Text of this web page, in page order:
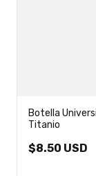
Botella
Titanio
$8.50 USD